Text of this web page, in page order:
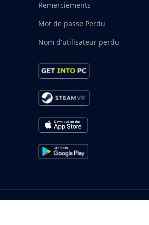
Remerciements
Mot de passe Perdu
Nom d'utilisateur perdu